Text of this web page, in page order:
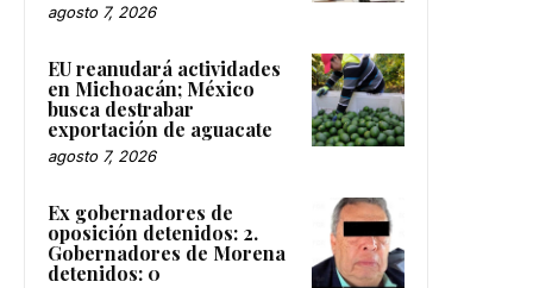
agosto 7, 2026
EU reanudará actividades
en Michoacán; México
busca destrabar
exportación de aguacate
agosto 7, 2026
Ex gobernadores de
oposición detenidos: 2.
Gobernadores de Morena
detenidos: 0